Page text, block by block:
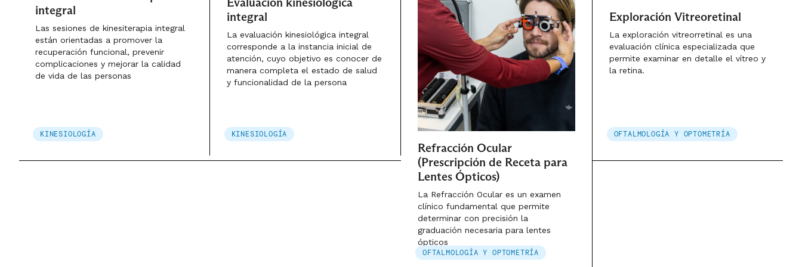
integral
Las sesiones de kinesiterapia integral
están orientadas a promover la
recuperación funcional, prevenir
complicaciones y mejorar la calidad
de vida de las personas
KINESIOLOGÍA
integral
La evaluación kinesiológica integral
corresponde a la instancia inicial de
atención, cuyo objetivo es conocer de
manera completa el estado de salud
y funcionalidad de la persona
KINESIOLOGÍA
Refracción Ocular
(Prescripción de Receta para
Lentes Ópticos)
La Refracción Ocular es un examen
clínico fundamental que permite
determinar con precisión la
graduación necesaria para lentes
ópticos
OFTALMOLOGÍA Y OPTOMETRÍA
Exploración Vitreoretinal
La exploración vitreorretinal es una
evaluación clínica especializada que
permite examinar en detalle el vítreo y
la retina.
OFTALMOLOGÍA Y OPTOMETRÍA